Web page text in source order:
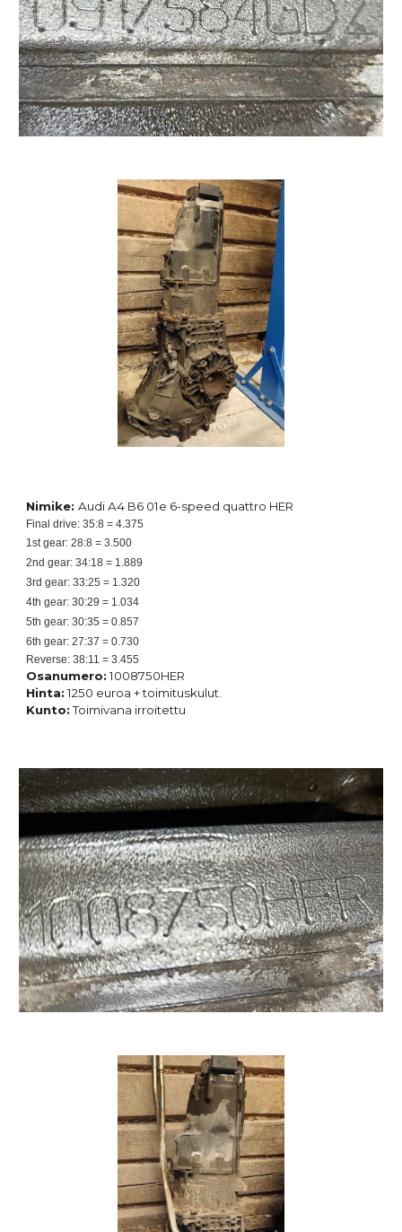
Nimike:Audi A4 B6 01e 6-speed quattro HER
Final drive: 35:8 = 4.375
1st gear: 28:8 = 3.500
2nd gear: 34:18 = 1.889
3rd gear: 33:25 = 1.320
4th gear: 30:29 = 1.034
5th gear: 30:35 = 0.857
6th gear: 27:37 = 0.730
Reverse: 38:11 = 3.455
Osanumero:1008750HER
Hinta:1250 euroa + toimituskulut.
Kunto:Toimivana irroitettu